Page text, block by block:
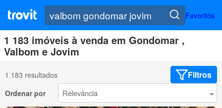
Favoritos
1 183 imóveis à venda em Gondomar ,
Valbom e Jovim
1.183 resultados Filtros
Ordenar por